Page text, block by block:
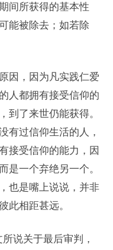
间所获得的基本性
能被除去；如若除
因，因为凡实践仁爱
人都拥有接受信仰的
到了来世仍能获得。
有过信仰生活的人，
接受信仰的能力，因
是一个弃绝另一个。
也是嘴上说说，并非
此相距甚远。
说关于最后审判，